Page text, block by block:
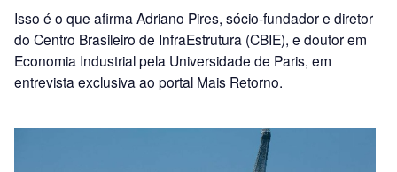
Isso é o que afirma Adriano Pires, sócio-fundador e diretor
do Centro Brasileiro de InfraEstrutura (CBIE), e doutor em
Economia Industrial pela Universidade de Paris, em
entrevista exclusiva ao portal Mais Retorno.